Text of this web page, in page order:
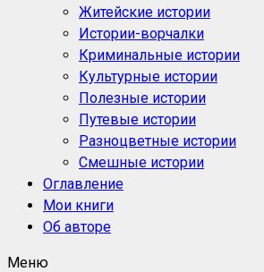
Житейские истории
Истории-ворчалки
Криминальные истории
Культурные истории
Полезные истории
Путевые истории
Разноцветные истории
Смешные истории
Оглавление
Мои книги
Об авторе
Меню